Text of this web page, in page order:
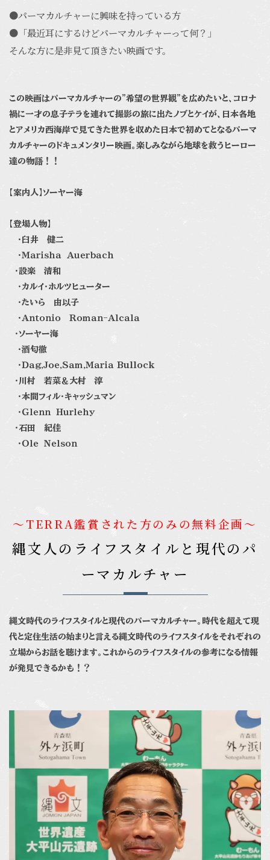
●パーマカルチャーに興味を持っている方
●「最近耳にするけどパーマカルチャーって何？」
そんな方に是非見て頂きたい映画です。
この映画はパーマカルチャーの”希望の世界観”を広めたいと、コロナ
禍に一才の息子テラを連れて撮影の旅に出たノブとケイが、日本各地
とアメリカ西海岸で見てきた世界を収めた日本で初めてとなるパーマ
カルチャーのドキュメンタリー映画。楽しみながら地球を救うヒーロー
達の物語！！
【案内人】ソーヤー海
【登場人物】
・臼井 健二
・Ｍａｒｉｓｈａ Ａｕｅｒｂａｃｈ
・設楽 清和
・カルイ・ホルツヒューター
・たいら 由以子
・Ａｎｔｏｎｉｏ Ｒｏｍａｎ-Ａｌｃａｌａ
・ソーヤー海
・酒匂徹
・Ｄａｇ,Ｊｏｅ,Ｓａｍ,Ｍａｒｉａ Bullock
・川村 若菜＆大村 淳
・本間フィル・キャッシュマン
・Ｇｌｅｎｎ Ｈｕｒｌｅｈｙ
・石田 紀佳
・Ｏｌｅ Ｎｅｌｓｏｎ
～TERRA鑑賞された方のみの無料企画～
縄文人のライフスタイルと現代のパ
ーマカルチャー
縄文時代のライフスタイルと現代のパーマカルチャー。時代を超えて現
代と定住生活の始まりと言える縄文時代のライフスタイルをそれぞれの
立場からお話を聴けます。これからのライフスタイルの参考になる情報
が発見できるかも！？